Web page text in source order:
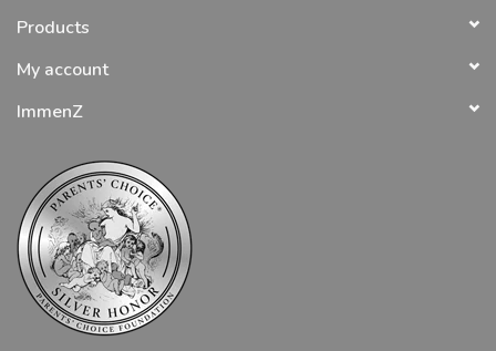
Products
My account
ImmenZ